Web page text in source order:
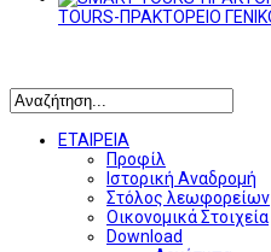
TOURS-ΠΡΑΚΤΟΡΕΙΟ
ΕΤΑΙΡΕΙΑ
Προφίλ
Ιστορική Αναδρομή
Στόλος λεωφορείων
Οικονομικά Στοιχεία
Download